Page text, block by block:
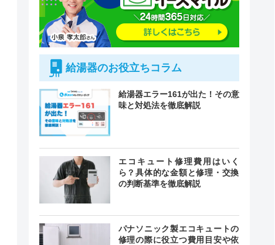
緊急駆けつけ
最短30分
給湯器のお役立ちコラム
給湯器エラー161が出た！その意
味と対処法を徹底解説
エコキュート修理費用はいく
ら？具体的な金額と修理・交換
の判断基準を徹底解説
パナソニック製エコキュートの
修理の際に役立つ費用目安や依